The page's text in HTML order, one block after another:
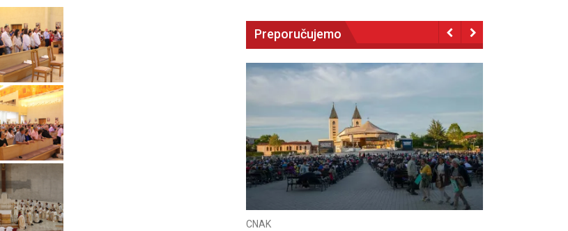
Preporučujemo
CNAK